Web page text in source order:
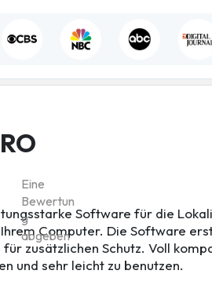
Eine
Bewertun
g
abgeben
Software für die
Computer. Die Software
für zusätzlichen Schutz. Voll
und sehr leicht zu benutzen.